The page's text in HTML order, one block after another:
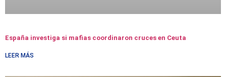
España investiga si mafias coordinaron cruces en Ceuta
LEER MÁS